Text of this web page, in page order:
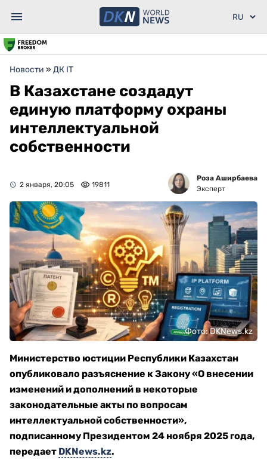
Новости » ДК IT
В Казахстане создадут
единую платформу охраны
интеллектуальной
собственности
2 января, 20:05 19811
Роза Аширбаева
Эксперт
Фото: DKNews.kz
Министерство юстиции Республики Казахстан
опубликовало разъяснение к Закону «О внесении
изменений и дополнений в некоторые
законодательные акты по вопросам
интеллектуальной собственности»,
подписанному Президентом 24 ноября 2025 года,
передает DKNews.kz.